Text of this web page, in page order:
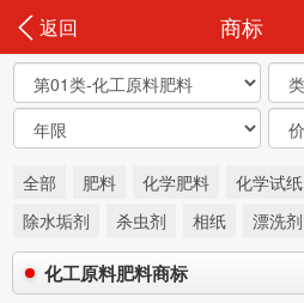
返回 商标
全部 肥料 化学肥料 化学试纸
除水垢剂
杀虫剂 相纸 漂洗剂
化工原料肥料商标